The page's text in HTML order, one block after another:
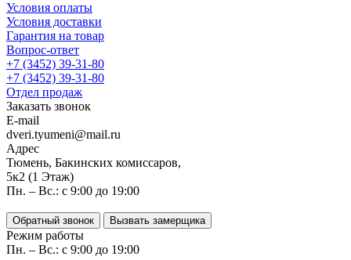
Условия оплаты
Условия доставки
Гарантия на товар
Вопрос-ответ
+7 (3452) 39-31-80
+7 (3452) 39-31-80
Отдел продаж
Заказать звонок
E-mail
dveri.tyumeni@mail.ru
Адрес
Тюмень, Бакинских комиссаров,
5к2 (1 Этаж)
Пн. – Вс.: с 9:00 до 19:00
Обратный звонок Вызвать замерщика
Режим работы
Пн. – Вс.: с 9:00 до 19:00